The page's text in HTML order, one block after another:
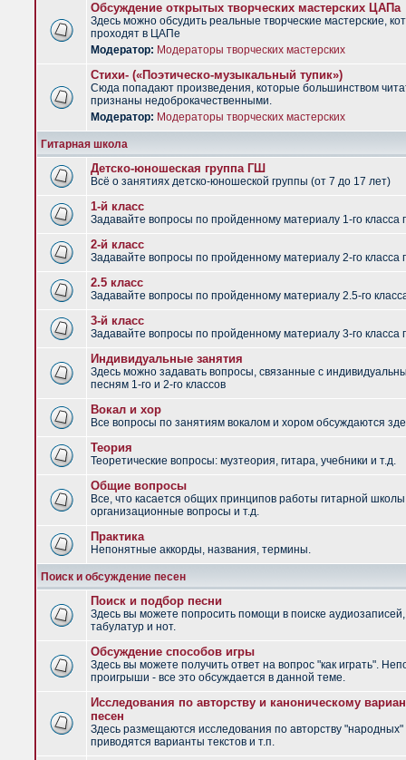
Обсуждение открытых творческих мастерских ЦАПа
Здесь можно обсудить реальные творческие мастерские,
проходят в ЦАПе
Модератор: Модераторы творческих мастерских
Стихи- («Поэтическо-музыкальный тупик»)
Сюда попадают произведения, которые большинством
признаны недоброкачественными.
Модератор: Модераторы творческих мастерских
Гитарная школа
Детско-юношеская группа ГШ
Всё о занятиях детско-юношеской группы (от 7 до 17 лет)
1-й класс
Задавайте вопросы по пройденному материалу 1-го класса
2-й класс
Задавайте вопросы по пройденному материалу 2-го класса
2.5 класс
Задавайте вопросы по пройденному материалу 2.5-го
3-й класс
Задавайте вопросы по пройденному материалу 3-го класса
Индивидуальные занятия
Здесь можно задавать вопросы, связанные с
песням 1-го и 2-го классов
Вокал и хор
Все вопросы по занятиям вокалом и хором обсуждаются
Теория
Теоретические вопросы: музтеория, гитара, учебники и т.д.
Общие вопросы
Все, что касается общих принципов работы гитарной
организационные вопросы и т.д.
Практика
Непонятные аккорды, названия, термины.
Поиск и обсуждение песен
Поиск и подбор песни
Здесь вы можете попросить помощи в поиске аудиозаписей,
табулатур и нот.
Обсуждение способов игры
Здесь вы можете получить ответ на вопрос "как играть".
проигрыши - все это обсуждается в данной теме.
Исследования по авторству и каноническому
песен
Здесь размещаются исследования по авторству "народных"
приводятся варианты текстов и т.п.